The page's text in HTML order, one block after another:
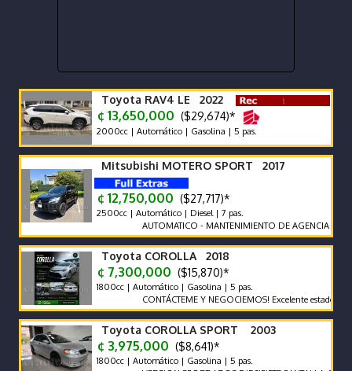
Toyota RAV4 LE 2022
¢ 13,650,000 ($29,674)*
2000cc | Automático | Gasolina | 5 pas.
Mitsubishi MOTERO SPORT 2017
¢ 12,750,000 ($27,717)*
2500cc | Automático | Diesel | 7 pas.
AUTOMATICO - MANTENIMIENTO DE AGENCIA - UNICO
Toyota COROLLA 2018
¢ 7,300,000 ($15,870)*
1800cc | Automático | Gasolina | 5 pas.
CONTÁCTEME Y NEGOCIEMOS! Excelente estado.
Toyota COROLLA SPORT 2003
¢ 3,975,000 ($8,641)*
1800cc | Automático | Gasolina | 5 pas.